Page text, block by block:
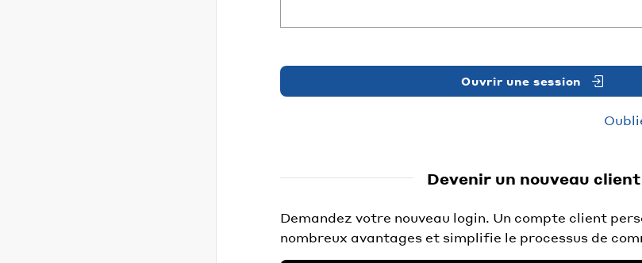
Ouvrir une session
Devenir un nouveau client
Demandez votre nouveau login. Un compte client
nombreux avantages et simplifie le processus de